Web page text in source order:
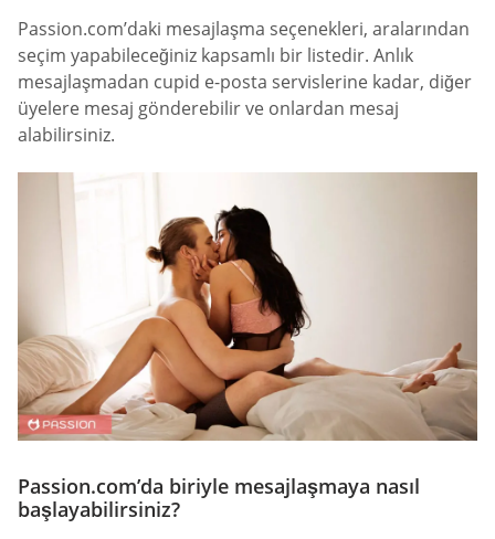
Passion.com’daki mesajlaşma seçenekleri, aralarından
seçim yapabileceğiniz kapsamlı bir listedir. Anlık
mesajlaşmadan cupid e-posta servislerine kadar, diğer
üyelere mesaj gönderebilir ve onlardan mesaj
alabilirsiniz.
Passion.com’da biriyle mesajlaşmaya nasıl
başlayabilirsiniz?